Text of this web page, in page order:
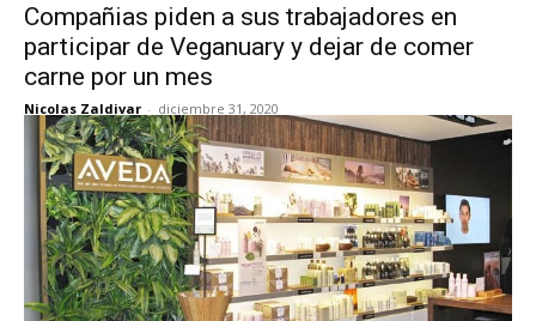
Compañias piden a sus trabajadores en
participar de Veganuary y dejar de comer
carne por un mes
Nicolas Zaldivar - diciembre 31, 2020